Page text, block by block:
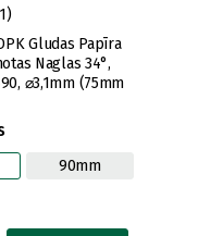
Gludas Papīra
Naglas 34°,
⌀3,1mm (75mm
90mm